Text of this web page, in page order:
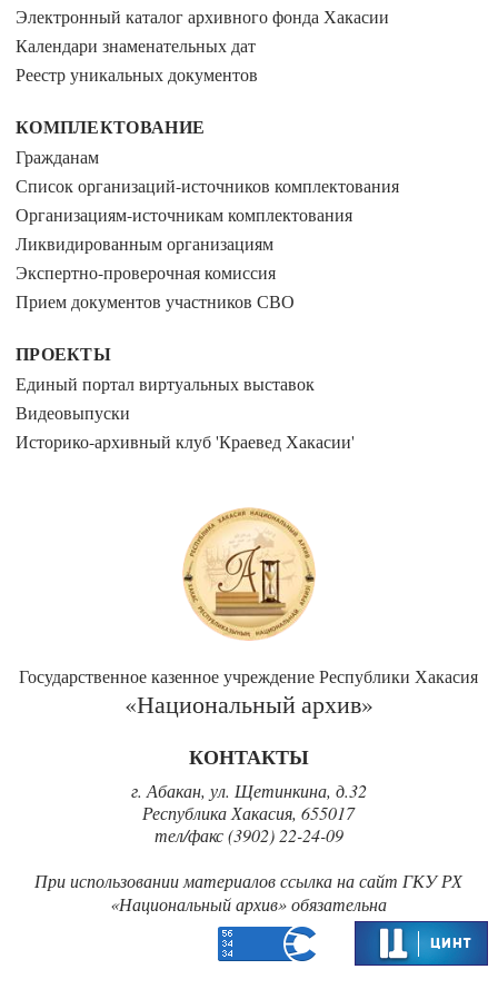
Электронный каталог архивного фонда Хакасии
Календари знаменательных дат
Реестр уникальных документов
КОМПЛЕКТОВАНИЕ
Гражданам
Список организаций-источников комплектования
Организациям-источникам комплектования
Ликвидированным организациям
Экспертно-проверочная комиссия
Прием документов участников СВО
ПРОЕКТЫ
Единый портал виртуальных выставок
Видеовыпуски
Историко-архивный клуб 'Краевед Хакасии'
Государственное казенное учреждение Республики Хакасия
«Национальный архив»
КОНТАКТЫ
г. Абакан, ул. Щетинкина, д.32
Республика Хакасия, 655017
тел/факс (3902) 22-24-09
При использовании материалов ссылка на сайт ГКУ РХ
«‎Национальный архив» обязательна‎